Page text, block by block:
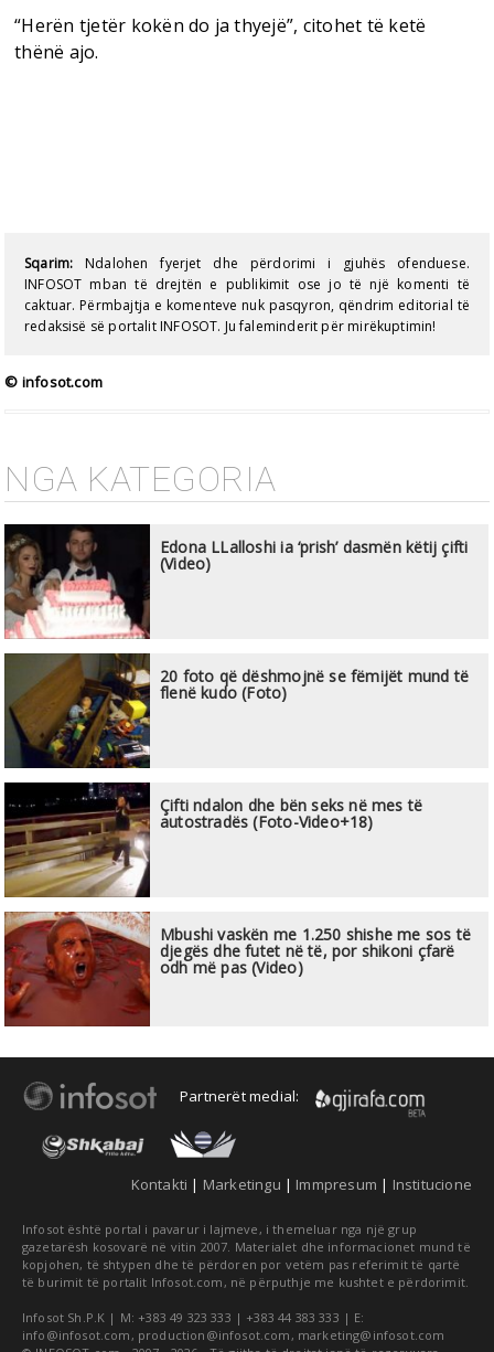
“Herën tjetër kokën do ja thyejë”, citohet të ketë
thënë ajo.
Sqarim: Ndalohen fyerjet dhe përdorimi i gjuhës ofenduese.
INFOSOT mban të drejtën e publikimit ose jo të një komenti të
caktuar. Përmbajtja e komenteve nuk pasqyron, qëndrim editorial të
redaksisë së portalit INFOSOT. Ju faleminderit për mirëkuptimin!
© infosot.com
NGA KATEGORIA
Edona LLalloshi ia ‘prish’ dasmën këtij çifti
(Video)
20 foto që dëshmojnë se fëmijët mund të
flenë kudo (Foto)
Çifti ndalon dhe bën seks në mes të
autostradës (Foto-Video+18)
Mbushi vaskën me 1.250 shishe me sos të
djegës dhe futet në të, por shikoni çfarë
odh më pas (Video)
Partnerët medial:
Kontakti | Marketingu | Immpresum | Institucione
Infosot është portal i pavarur i lajmeve, i themeluar nga një grup
gazetarësh kosovarë në vitin 2007. Materialet dhe informacionet mund të
kopjohen, të shtypen dhe të përdoren por vetëm pas referimit të qartë
të burimit të portalit Infosot.com, në përputhje me kushtet e përdorimit.
Infosot Sh.P.K | M: +383 49 323 333 | +383 44 383 333 | E:
info@infosot.com, production@infosot.com, marketing@infosot.com